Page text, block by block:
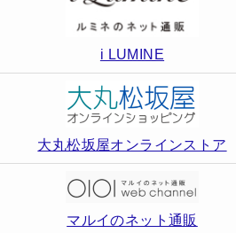
i LUMINE
大丸松坂屋オンラインストア
マルイのネット通販